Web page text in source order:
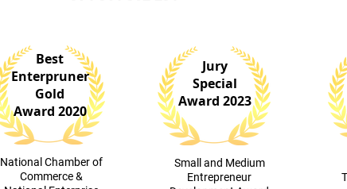
Best
Enterpruner
Gold
Award 2020
​National Chamber of
Commerce &
Jury
Special
Award 2023
​Small and Medium
Entrepreneur